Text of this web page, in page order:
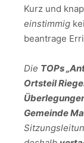
Kurz und
einstimmig
beantrage
Die TOPs
Ortsteil
Gemeinde